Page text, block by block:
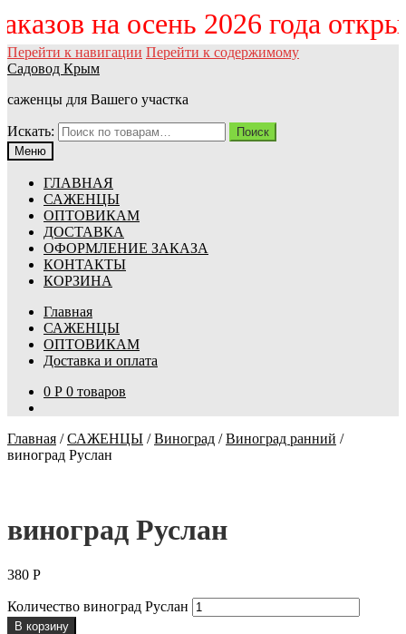
на осень 2026 года
Перейти к навигации Перейти к содержимому
Садовод Крым
саженцы для Вашего участка
Искать:
Поиск
Меню
ГЛАВНАЯ
САЖЕНЦЫ
ОПТОВИКАМ
ДОСТАВКА
ОФОРМЛЕНИЕ ЗАКАЗА
КОНТАКТЫ
КОРЗИНА
Главная
САЖЕНЦЫ
ОПТОВИКАМ
Доставка и оплата
0 Р 0 товаров
Главная /САЖЕНЦЫ /Виноград /Виноград ранний /
виноград Руслан
виноград Руслан
380 Р
Количество виноград Руслан
В корзину